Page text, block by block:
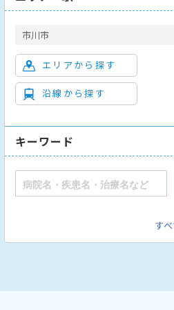
市川市
エリアから探す
沿線から探す
キーワード
す